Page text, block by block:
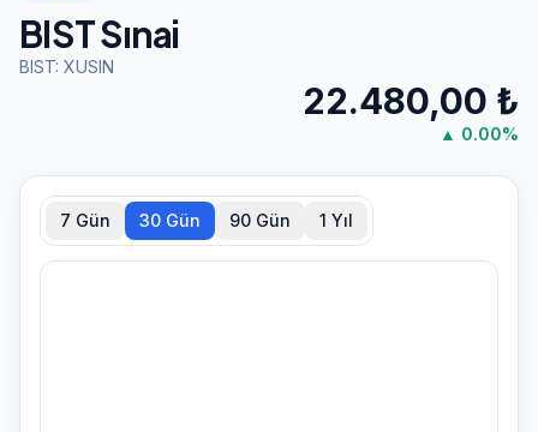
BIST Sınai
BIST: XUSIN
22.480,00 ₺
▲ 0.00%
7 Gün 30 Gün 90 Gün 1 Yıl